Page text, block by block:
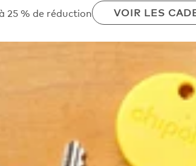
25 % de réduction VOIR LES